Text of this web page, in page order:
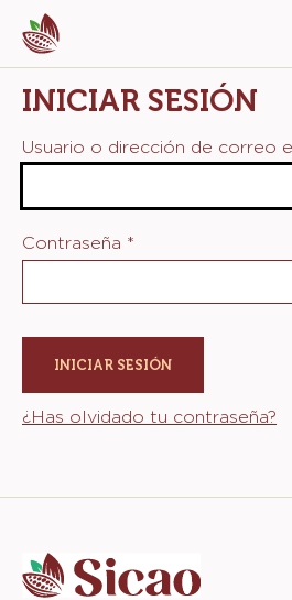
Skip
to
main
content
INICIAR SESIÓN
Usuario o dirección de correo
Contraseña *
¿Has olvidado tu contraseña?
info